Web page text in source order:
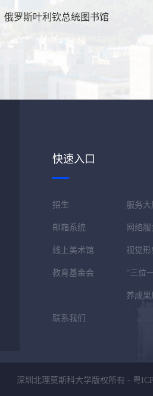
俄罗斯叶利钦总统图书馆
快速入口
招生 服务大
邮箱系统 网络服
线上美术馆 视觉形
教育基金会 “三位
养成果
联系我们
深圳北理莫斯科大学版权所有 - 粤